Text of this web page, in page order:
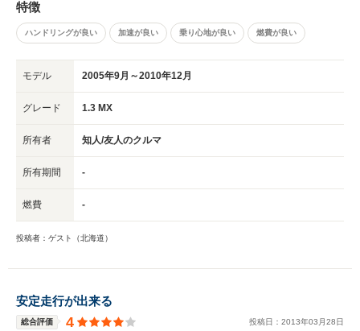
特徴
ハンドリングが良い 加速が良い 乗り心地が良い 燃費が良い
モデル 2005年9月～2010年12月
グレード 1.3 MX
所有者 知人/友人のクルマ
所有期間 -
燃費 -
投稿者：ゲスト（北海道）
安定走行が出来る
総合評価 4 投稿日： 2013年03 月28日